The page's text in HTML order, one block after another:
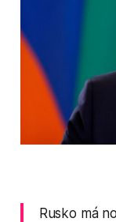
Rusko má